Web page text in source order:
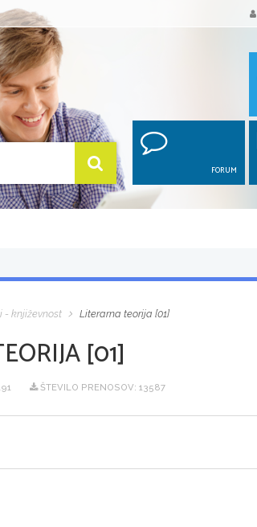
FORUM
- književnost Literarna teorija [01]
[01]
ŠTEVILO PRENOSOV: 13587